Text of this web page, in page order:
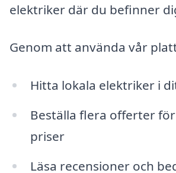
elektriker där du befinner
Genom att använda vår
Hitta lokala elektriker i
Beställa flera offerter
priser
Läsa recensioner och